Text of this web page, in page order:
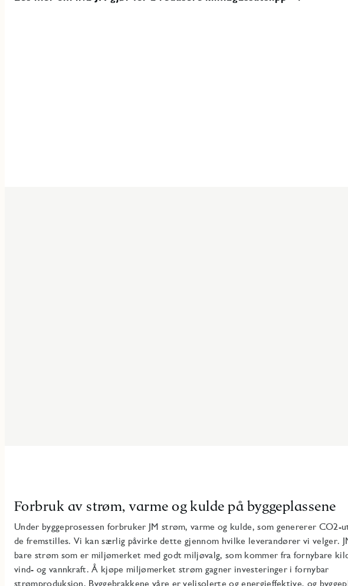
Forbruk av strøm, varme og kulde på byggeplassene
Under byggeprosessen forbruker JM strøm, varme og kulde, som genererer CO2-
de fremstilles. Vi kan særlig påvirke dette gjennom hvilke leverandører vi velger.
bare strøm som er miljømerket med godt miljøvalg, som kommer fra fornybare
vind- og vannkraft. Å kjøpe miljømerket strøm gagner investeringer i fornybar
strømproduksjon. Byggebrakkene våre er velisolerte og energieffektive, og